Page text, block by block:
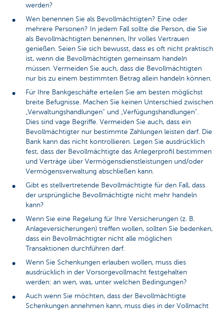
werden?
Wen benennen Sie als Bevollmächtigten? Eine oder
mehrere Personen? In jedem Fall sollte die Person, die Sie
als Bevollmächtigten benennen, Ihr volles Vertrauen
genießen. Seien Sie sich bewusst, dass es oft nicht praktisch
ist, wenn die Bevollmächtigten gemeinsam handeln
müssen. Vermeiden Sie auch, dass die Bevollmächtigten
nur bis zu einem bestimmten Betrag allein handeln können.
Für Ihre Bankgeschäfte erteilen Sie am besten möglichst
breite Befugnisse. Machen Sie keinen Unterschied zwischen
„Verwaltungshandlungen“ und „Verfügungshandlungen“.
Dies sind vage Begriffe. Vermeiden Sie auch, dass ein
Bevollmächtigter nur bestimmte Zahlungen leisten darf. Die
Bank kann das nicht kontrollieren. Legen Sie ausdrücklich
fest, dass der Bevollmächtigte das Anlegerprofil bestimmen
und Verträge über Vermögensdienstleistungen und/oder
Vermögensverwaltung abschließen kann.
Gibt es stellvertretende Bevollmächtigte für den Fall, dass
der ursprüngliche Bevollmächtigte nicht mehr handeln
kann?
Wenn Sie eine Regelung für Ihre Versicherungen (z. B.
Anlageversicherungen) treffen wollen, sollten Sie bedenken,
dass ein Bevollmächtigter nicht alle möglichen
Transaktionen durchführen darf.
Wenn Sie Schenkungen erlauben wollen, muss dies
ausdrücklich in der Vorsorgevollmacht festgehalten
werden: an wen, was, unter welchen Bedingungen?
Auch wenn Sie möchten, dass der Bevollmächtigte
Schenkungen annehmen kann, muss dies in der Vollmacht